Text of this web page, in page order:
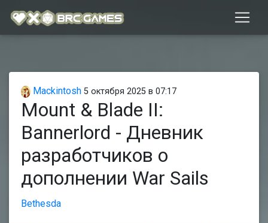
Mackintosh 5 октября 2025 в 07:17
Mount & Blade II:
Bannerlord - Дневник
разработчиков о
дополнении War Sails
Bethesda